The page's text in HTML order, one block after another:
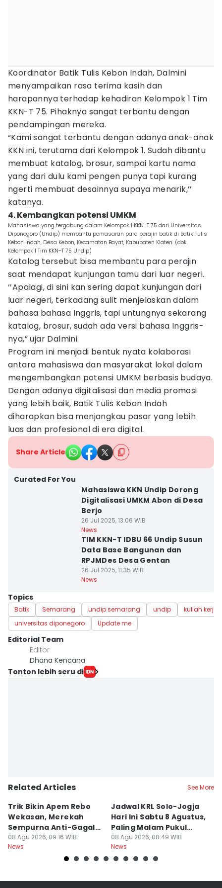
Koordinator Batik Tulis Kebon Indah, Dalmini
menyampaikan rasa terima kasih dan
harapannya terhadap kehadiran Kelompok 1 Tim
KKN-T 75. Pihaknya sangat terbantu dengan
pendampingan mereka.
“Kami sangat terbantu dengan adanya anak-anak
KKN ini, terutama dari Kelompok 1. Sudah dibantu
membuat katalog, brosur, sampai kartu nama
yang dari dulu kami pengen punya tapi kurang
ngerti membuat desainnya supaya menarik,’’
katanya.
4. Kembangkan potensi UMKM
Mahasiswa yang tergabung dalam Kelompok 1 KKN-T 75 dari Universitas
Diponegoro (Undip) membantu pemasaran para perajin batik di Batik Tulis
Kebon Indah, Desa Kebon, Kecamatan Bayat, Kabupaten Klaten. (dok.
Kelompok 1 Tim KKN-T 75 Undip)
Katalog tersebut bisa membantu para perajin
saat mendapat kunjungan tamu dari luar negeri.
‘’Apalagi, di sini kan sering dapat kunjungan dari
luar negeri, terkadang sulit menjelaskan dalam
bahasa bahasa Inggris, tapi untungnya sekarang
katalog, brosur, sudah ada versi bahasa Inggris-
nya,” ujar Dalmini.
Program ini menjadi bentuk nyata kolaborasi
antara mahasiswa dan masyarakat lokal dalam
mengembangkan potensi UMKM berbasis budaya.
Dengan adanya digitalisasi dan media promosi
yang lebih baik, Batik Tulis Kebon Indah
diharapkan bisa menjangkau pasar yang lebih
luas dan profesional di era digital.
Share Article
Curated For You
Mahasiswa KKN Undip Dorong
Digitalisasi UMKM Abon di Desa
Berjo
26 Jul 2025, 13:06 WIB
News
TIM KKN-T IDBU 66 Undip Susun
Data Base Bangunan dan
RPJMDes Desa Gentan
26 Jul 2025, 11:35 WIB
News
Topics
Batik Semarang undip semarang undip
kuliah kerja
universitas diponegoro
Update me
Editorial Team
Editor
Dhana Kencana
Tonton lebih seru di
Related Articles See More
Trik Bikin Apem Rebo
Wekasan, Merekah
Sempurna Anti-Gagal
Pakai Cetakan
Rumahan
08 Agu 2026, 09:16 WIB
News
Jadwal KRL Solo-Jogja
Hari Ini Sabtu 8 Agustus,
Paling Malam Pukul
20.42
08 Agu 2026, 08:49 WIB
News